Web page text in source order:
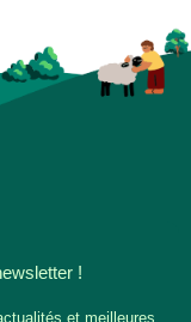
!
et meilleures